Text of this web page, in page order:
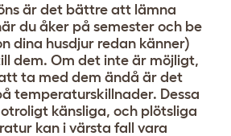
är det bättre att lämna
du åker på semester och be
dina husdjur redan känner)
dem. Om det inte är möjligt,
ta med dem ändå är det
temperaturskillnader. Dessa
känsliga, och plötsliga
kan i värsta fall vara